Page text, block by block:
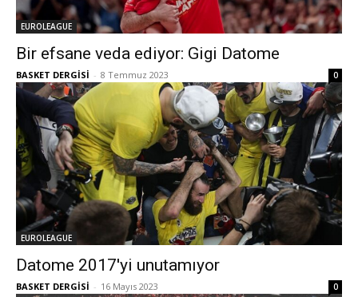
EUROLEAGUE
Bir efsane veda ediyor: Gigi Datome
BASKET DERGİSİ - 8 Temmuz 2023 0
EUROLEAGUE
Datome 2017'yi unutamıyor
BASKET DERGİSİ - 16 Mayıs 2023 0